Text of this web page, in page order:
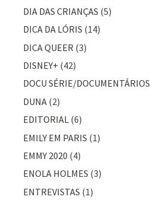
DIA DAS CRIANÇAS (5)
DICA DA LÓRIS (14)
DICA QUEER (3)
DISNEY+ (42)
DOCU SÉRIE/DOCUMENTÁRIOS
DUNA (2)
EDITORIAL (6)
EMILY EM PARIS (1)
EMMY 2020 (4)
ENOLA HOLMES (3)
ENTREVISTAS (1)